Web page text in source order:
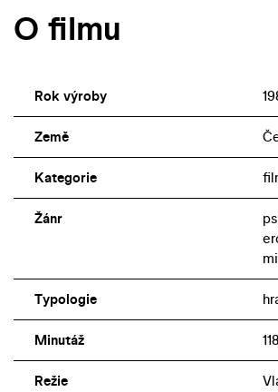
erotické scény. Svébytný komentář k
O filmu
Rok výroby
Země
Kategorie
Žánr
Typologie
Minutáž
Režie